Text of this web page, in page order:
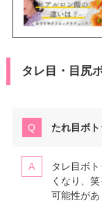
タレ目・目尻
たれ目ボ
タレ目ボ
くなり、
可能性が